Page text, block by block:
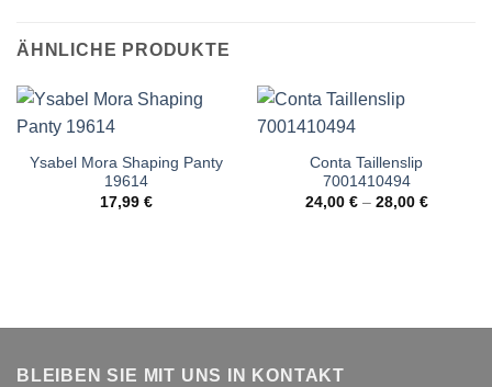
ÄHNLICHE PRODUKTE
Ysabel Mora Shaping Panty
19614
17,99 €
Conta Taillenslip
7001410494
24,00 €– 28,00 €
BLEIBEN SIE MIT UNS IN KONTAKT